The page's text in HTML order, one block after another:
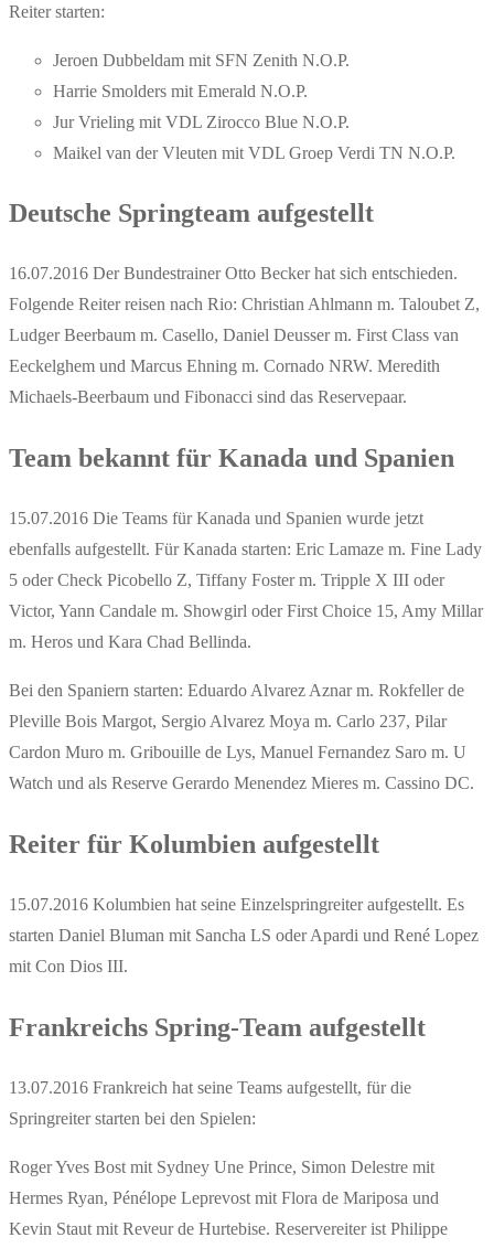
Reiter starten:
Jeroen Dubbeldam mit SFN Zenith N.O.P.
Harrie Smolders mit Emerald N.O.P.
Jur Vrieling mit VDL Zirocco Blue N.O.P.
Maikel van der Vleuten mit VDL Groep Verdi TN N.O.P.
Deutsche Springteam aufgestellt
16.07.2016 Der Bundestrainer Otto Becker hat sich entschieden.
Folgende Reiter reisen nach Rio: Christian Ahlmann m. Taloubet Z,
Ludger Beerbaum m. Casello, Daniel Deusser m. First Class van
Eeckelghem und Marcus Ehning m. Cornado NRW. Meredith
Michaels-Beerbaum und Fibonacci sind das Reservepaar.
Team bekannt für Kanada und Spanien
15.07.2016 Die Teams für Kanada und Spanien wurde jetzt
ebenfalls aufgestellt. Für Kanada starten: Eric Lamaze m. Fine Lady
5 oder Check Picobello Z, Tiffany Foster m. Tripple X III oder
Victor, Yann Candale m. Showgirl oder First Choice 15, Amy Millar
m. Heros und Kara Chad Bellinda.
Bei den Spaniern starten: Eduardo Alvarez Aznar m. Rokfeller de
Pleville Bois Margot, Sergio Alvarez Moya m. Carlo 237, Pilar
Cardon Muro m. Gribouille de Lys, Manuel Fernandez Saro m. U
Watch und als Reserve Gerardo Menendez Mieres m. Cassino DC.
Reiter für Kolumbien aufgestellt
15.07.2016 Kolumbien hat seine Einzelspringreiter aufgestellt. Es
starten Daniel Bluman mit Sancha LS oder Apardi und René Lopez
mit Con Dios III.
Frankreichs Spring-Team aufgestellt
13.07.2016 Frankreich hat seine Teams aufgestellt, für die
Springreiter starten bei den Spielen:
Roger Yves Bost mit Sydney Une Prince, Simon Delestre mit
Hermes Ryan, Pénélope Leprevost mit Flora de Mariposa und
Kevin Staut mit Reveur de Hurtebise. Reservereiter ist Philippe